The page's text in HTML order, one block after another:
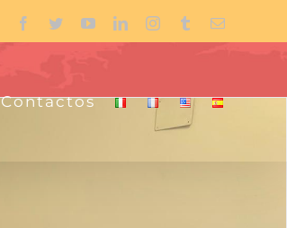
Facebook
TwitterYouTubeLinkedInInstagram
TumblrEmail
Contactos